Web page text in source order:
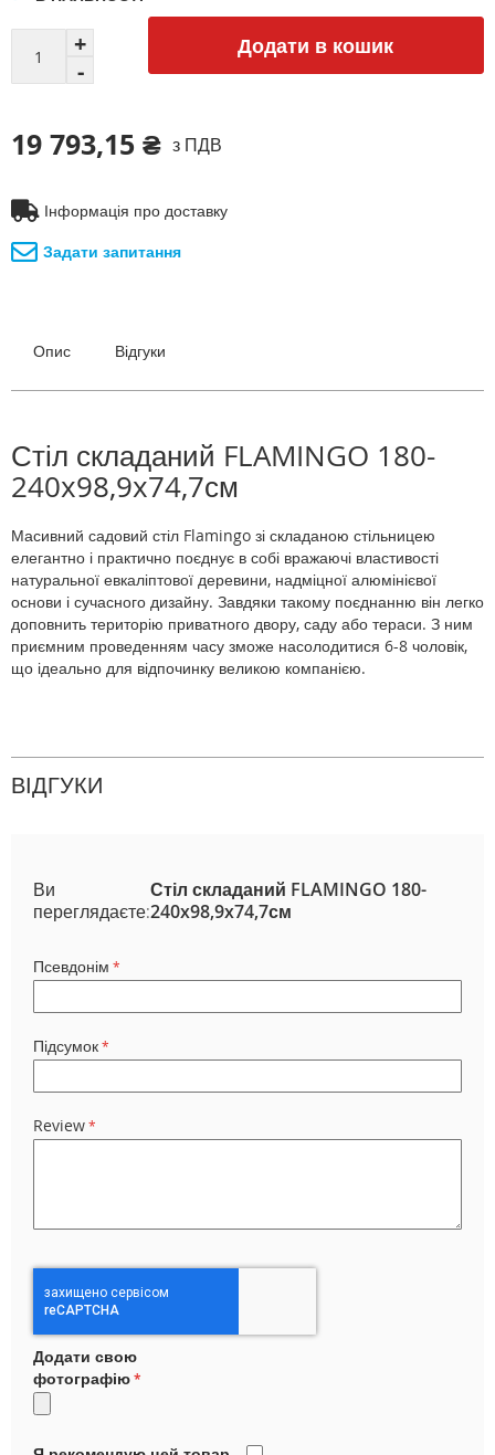
Додати в кошик
19 793,15 ₴ з ПДВ
Інформація про доставку
Задати запитання
Опис Відгуки
Стіл складаний FLAMINGO 180-
240x98,9x74,7см
Масивний садовий стіл Flamingo зі складаною стільницею
елегантно і практично поєднує в собі вражаючі властивості
натуральної евкаліптової деревини, надміцної алюмінієвої
основи і сучасного дизайну. Завдяки такому поєднанню він легко
доповнить територію приватного двору, саду або тераси. З ним
приємним проведенням часу зможе насолодитися 6-8 чоловік,
що ідеально для відпочинку великою компанією.
ВІДГУКИ
Ви
переглядаєте:
Стіл складаний FLAMINGO 180-
240x98,9x74,7см
Псевдонім
Підсумок
Review
Додати свою
фотографію